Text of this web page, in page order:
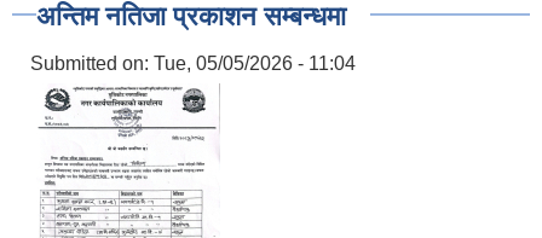
अन्तिम नतिजा प्रकाशन सम्बन्धमा
Submitted on: Tue, 05/05/2026 - 11:04